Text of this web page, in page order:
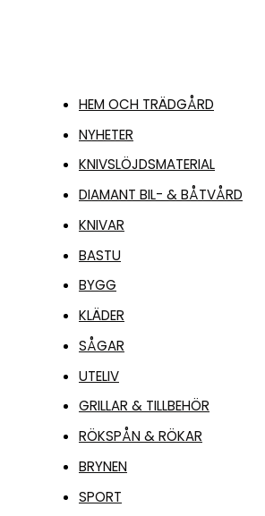
HEM OCH TRÄDGÅRD
NYHETER
KNIVSLÖJDSMATERIAL
DIAMANT BIL- & BÅTVÅRD
KNIVAR
BASTU
BYGG
KLÄDER
SÅGAR
UTELIV
GRILLAR & TILLBEHÖR
RÖKSPÅN & RÖKAR
BRYNEN
SPORT